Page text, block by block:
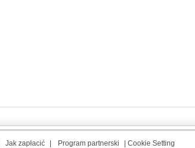
Jak zapłacić Program partnerski Cookie Setting